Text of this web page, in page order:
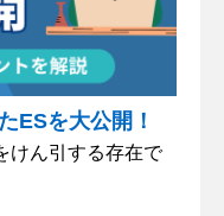
ESを大公開！
けん引する存在で